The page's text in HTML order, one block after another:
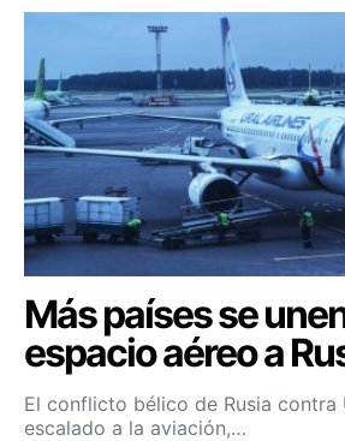
Más países se
espacio aéreo a
El conflicto bélico de Rusia contra
escalado a la aviación,…